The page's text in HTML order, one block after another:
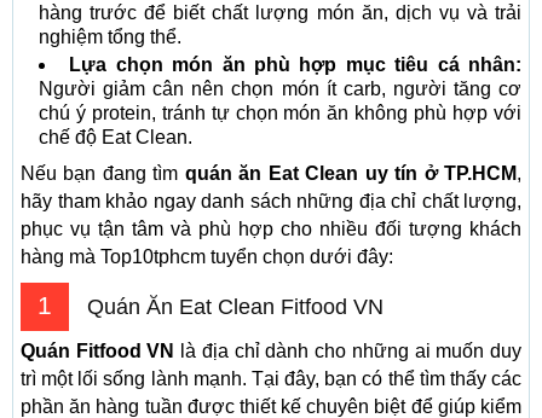
hàng trước để biết chất lượng món ăn, dịch vụ và trải
nghiệm tổng thể.
Lựa chọn món ăn phù hợp mục tiêu cá nhân:
Người giảm cân nên chọn món ít carb, người tăng cơ
chú ý protein, tránh tự chọn món ăn không phù hợp với
chế độ Eat Clean.
Nếu bạn đang tìm quán ăn Eat Clean uy tín ở TP.HCM,
hãy tham khảo ngay danh sách những địa chỉ chất lượng,
phục vụ tận tâm và phù hợp cho nhiều đối tượng khách
hàng mà Top10tphcm tuyển chọn dưới đây:
1 Quán Ăn Eat Clean Fitfood VN
Quán Fitfood VN
là địa chỉ dành cho những ai muốn duy
trì một lối sống lành mạnh. Tại đây, bạn có thể tìm thấy các
phần ăn hàng tuần được thiết kế chuyên biệt để giúp kiểm